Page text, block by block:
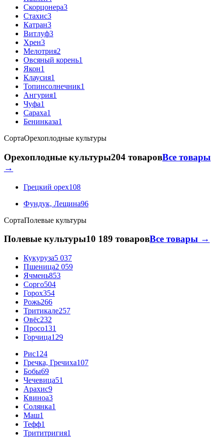
Скорцонера3
Стахис3
Катран3
Витлуф3
Хрен3
Мелотрия2
Овсяный корень1
Якон1
Клаусия1
Топинсолнечник1
Ангурия1
Чуфа1
Сараха1
Бенинказа1
СортаОрехоплодные культуры
Орехоплодные культуры204 товаровВсе товары
→
Грецкий орех108
Фундук, Лещина96
СортаПолевые культуры
Полевые культуры10 189 товаровВсе товары →
Кукуруза5 037
Пшеница2 059
Ячмень853
Сорго504
Горох354
Рожь266
Тритикале257
Овёс232
Просо131
Горчица129
Рис124
Гречка, Гречиха107
Бобы69
Чечевица51
Арахис9
Квиноа3
Солянка1
Маш1
Тефф1
Трититригия1